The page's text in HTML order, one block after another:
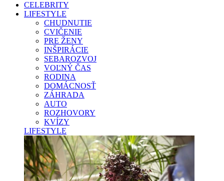
CELEBRITY
LIFESTYLE
CHUDNUTIE
CVIČENIE
PRE ŽENY
INŠPIRÁCIE
SEBAROZVOJ
VOĽNÝ ČAS
RODINA
DOMÁCNOSŤ
ZÁHRADA
AUTO
ROZHOVORY
KVÍZY
LIFESTYLE